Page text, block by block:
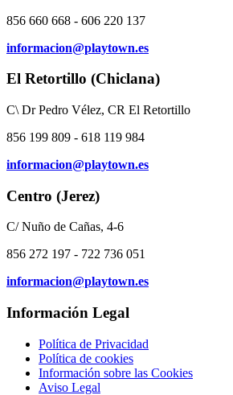
856 660 668 - 606 220 137
informacion@playtown.es
El Retortillo (Chiclana)
C\ Dr Pedro Vélez, CR El Retortillo
856 199 809 - 618 119 984
informacion@playtown.es
Centro (Jerez)
C/ Nuño de Cañas, 4-6
856 272 197 - 722 736 051
informacion@playtown.es
Información Legal
Política de Privacidad
Política de cookies
Información sobre las Cookies
Aviso Legal